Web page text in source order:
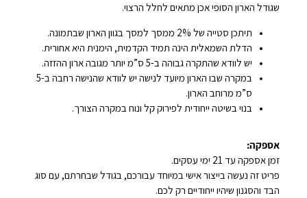
שגודל הארון הסופי אכן מתאים לחלל הרצוי.
תיתכן סטייה של 2% ממסך למסך בגוון הארון שבתמונה.
הדלת השמאלית הינה תמיד הקדמית, הימנית היא אחורית.
יש לוודא שהתקרה גבוהה ב-5 ס”מ יותר מגובה ארון ההזזה.
במקרה שבו הארון מיועד לנישה יש לוודא שהנישה רחבה ב-5
ס”מ מרוחב הארון.
בנוי בשיטה ייחודית לפירוק קל ונוח במקרה הצורך.
אספקה:
זמן אספקה עד 21 ימי עסקים.
פריט זה נעשה בייצור אישי במיוחד עבורכם, בגודל שבחרתם, עם סוג
הבד והסגנון שיהיו ייחודיים רק לכם.